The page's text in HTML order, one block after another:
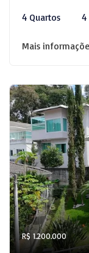
4 Quartos 4
Mais
R$ 1.200.000